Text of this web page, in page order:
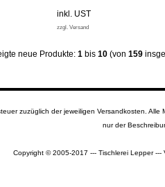
inkl. UST
zzgl. Versand
neue Produkte: 1 bis 10 (von 159
zuzüglich der jeweiligen Versandkosten.
nur der
Copyright © 2005-2017 --- Tischlerei Lepper